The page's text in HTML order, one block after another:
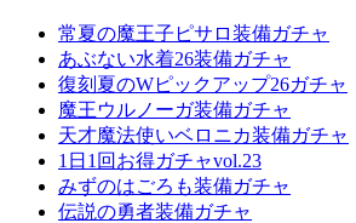
常夏の魔王子ピサロ装備ガチャ
あぶない水着26装備ガチャ
復刻夏のWピックアップ26ガチャ
魔王ウルノーガ装備ガチャ
天才魔法使いベロニカ装備ガチャ
1日1回お得ガチャvol.23
みずのはごろも装備ガチャ
伝説の勇者装備ガチャ